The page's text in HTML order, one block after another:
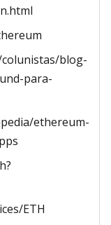
blog-
para-
ethereum-
ETH